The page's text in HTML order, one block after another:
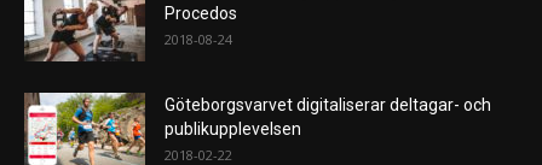
Procedos
2018-08-24
Göteborgsvarvet digitaliserar deltagar- och
publikupplevelsen
2018-02-22